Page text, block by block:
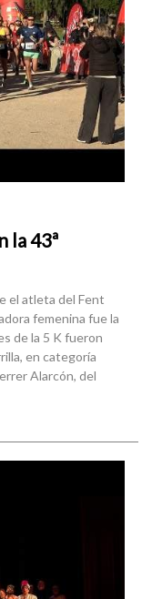
la 43ª
el atleta del Fent
femenina fue la
de la 5 K fueron
en categoría
Alarcón, del